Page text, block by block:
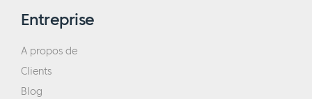
Entreprise
A propos de
Clients
Blog